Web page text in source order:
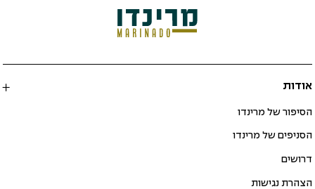
אודות
הסיפור של מרינדו
הסניפים של מרינדו
דרושים
הצהרת נגישות